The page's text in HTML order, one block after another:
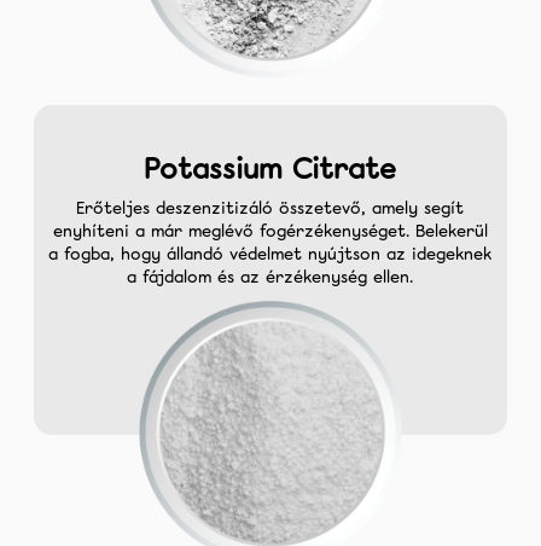
Potassium Citrate
Erőteljes deszenzitizáló összetevő, amely segít
enyhíteni a már meglévő fogérzékenységet. Belekerül
a fogba, hogy állandó védelmet nyújtson az idegeknek
a fájdalom és az érzékenység ellen.